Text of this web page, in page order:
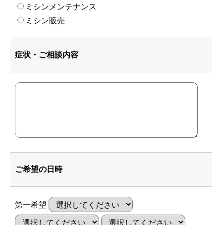
ミシンメンテナンス
ミシン販売
症状・ご相談内容
ご希望の日時
第一希望